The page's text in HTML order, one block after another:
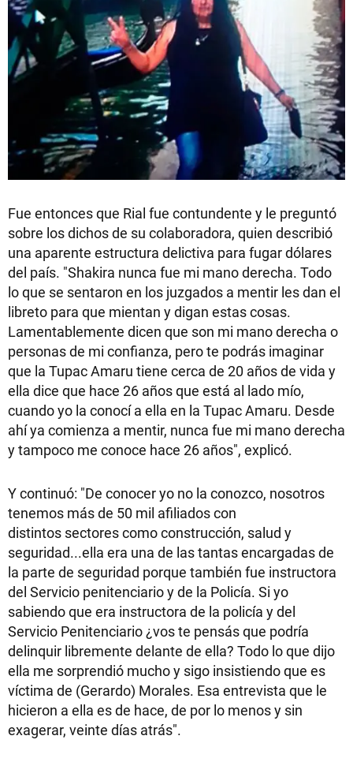
Fue entonces que Rial fue contundente y le preguntó
sobre los dichos de su colaboradora, quien describió
una aparente estructura delictiva para fugar dólares
del país. "Shakira nunca fue mi mano derecha. Todo
lo que se sentaron en los juzgados a mentir les dan el
libreto para que mientan y digan estas cosas.
Lamentablemente dicen que son mi mano derecha o
personas de mi confianza, pero te podrás imaginar
que la Tupac Amaru tiene cerca de 20 años de vida y
ella dice que hace 26 años que está al lado mío,
cuando yo la conocí a ella en la Tupac Amaru. Desde
ahí ya comienza a mentir, nunca fue mi mano derecha
y tampoco me conoce hace 26 años", explicó.
Y continuó: "De conocer yo no la conozco, nosotros
tenemos más de 50 mil afiliados con
distintos sectores como construcción, salud y
seguridad...ella era una de las tantas encargadas de
la parte de seguridad porque también fue instructora
del Servicio penitenciario y de la Policía. Si yo
sabiendo que era instructora de la policía y del
Servicio Penitenciario ¿vos te pensás que podría
delinquir libremente delante de ella? Todo lo que dijo
ella me sorprendió mucho y sigo insistiendo que es
víctima de (Gerardo) Morales. Esa entrevista que le
hicieron a ella es de hace, de por lo menos y sin
exagerar, veinte días atrás".